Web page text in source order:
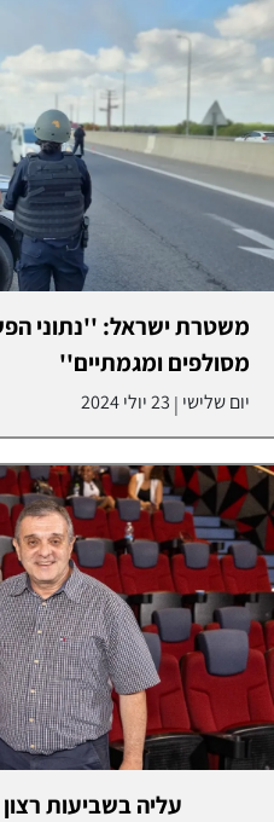
משטרת ישראל: ''נתוני
מסולפים ומגמתיים''
יום שלישי | 23 יולי 2024
עליה בשביעות